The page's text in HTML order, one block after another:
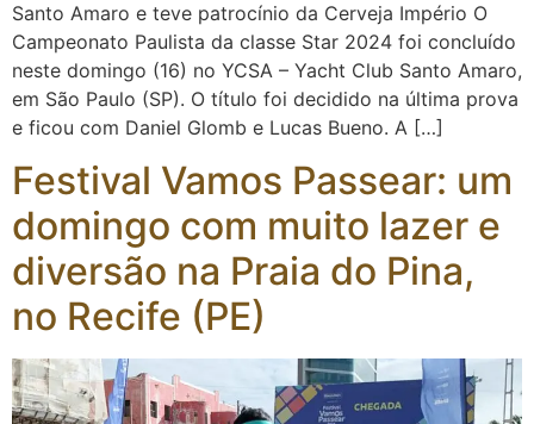
Santo Amaro e teve patrocínio da Cerveja Império O
Campeonato Paulista da classe Star 2024 foi concluído
neste domingo (16) no YCSA – Yacht Club Santo Amaro,
em São Paulo (SP). O título foi decidido na última prova
e ficou com Daniel Glomb e Lucas Bueno. A […]
Festival Vamos Passear: um
domingo com muito lazer e
diversão na Praia do Pina,
no Recife (PE)